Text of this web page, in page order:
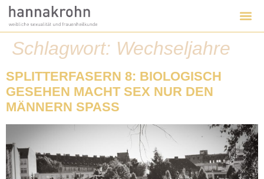
Schlagwort: Wechseljahre
SPLITTERFASERN 8: BIOLOGISCH
GESEHEN MACHT SEX NUR DEN
MÄNNERN SPASS